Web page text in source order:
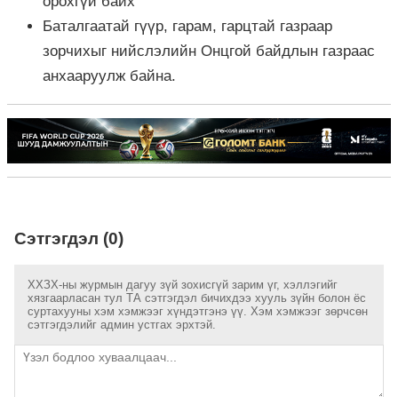
Баталгаатай гүүр, гарам, гарцтай газраар
зорчихыг нийслэлийн Онцгой байдлын газраас
анхааруулж байна.
Сэтгэгдэл (0)
ХХЗХ-ны журмын дагуу зүй зохисгүй зарим үг, хэллэгийг
хязгаарласан тул ТА сэтгэгдэл бичихдээ хууль зүйн болон ёс
суртахууны хэм хэмжээг хүндэтгэнэ үү. Хэм хэмжээг зөрчсөн
сэтгэгдэлийг админ устгах эрхтэй.